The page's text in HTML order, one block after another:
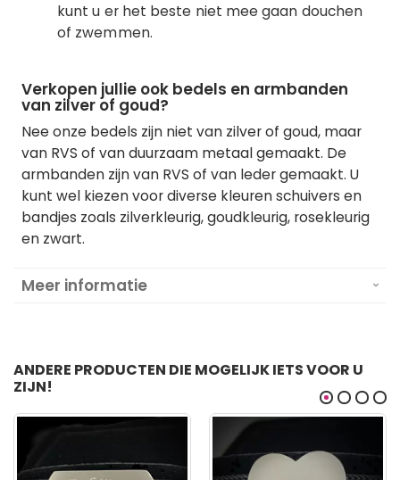
kunt u er het beste niet mee gaan douchen
of zwemmen.
Verkopen jullie ook bedels en armbanden
van zilver of goud?
Nee onze bedels zijn niet van zilver of goud, maar
van RVS of van duurzaam metaal gemaakt. De
armbanden zijn van RVS of van leder gemaakt. U
kunt wel kiezen voor diverse kleuren schuivers en
bandjes zoals zilverkleurig, goudkleurig, rosekleurig
en zwart.
Meer informatie
ANDERE PRODUCTEN DIE MOGELIJK IETS VOOR U
ZIJN!